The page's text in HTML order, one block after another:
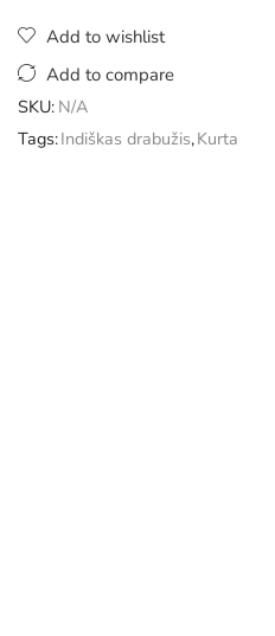
Add to wishlist
Add to compare
SKU: N/A
Tags:Indiškas drabužis,Kurta